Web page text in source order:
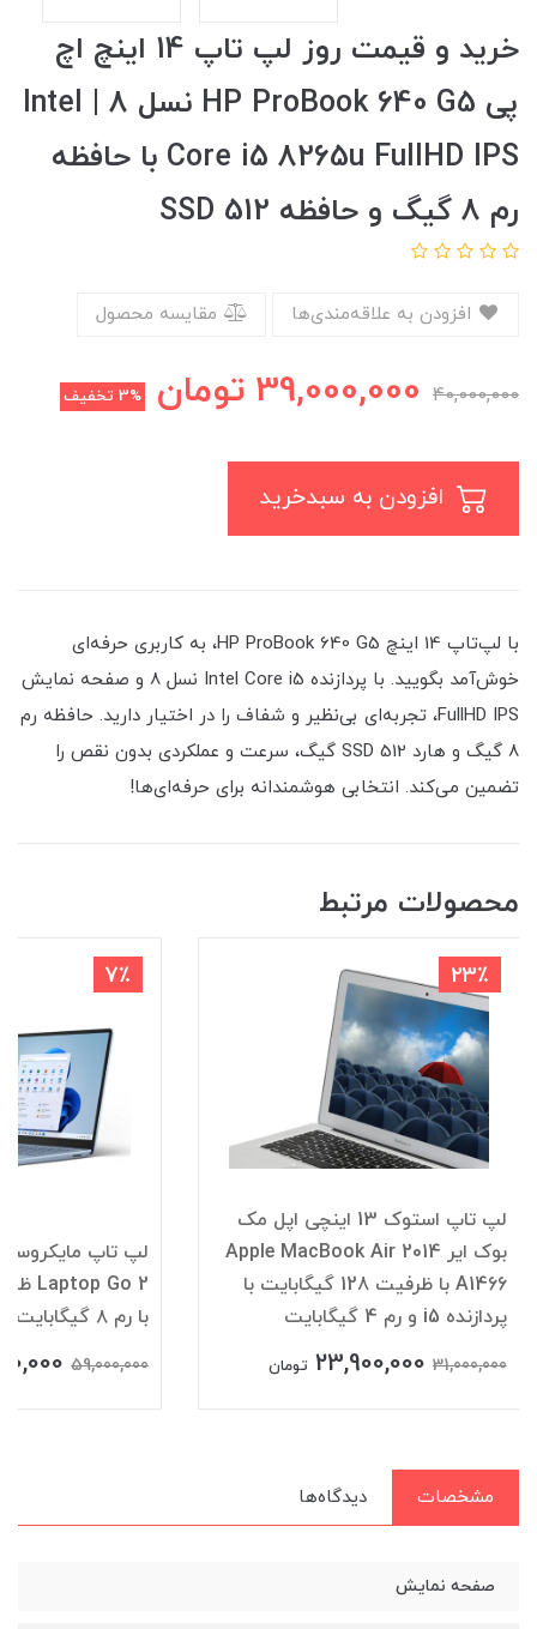
خرید و قیمت روز لپ تاپ 14 اینچ اچ
پی HP ProBook 640 G5 نسل 8 | Intel
Core i5 8265u FullHD IPS با حافظه
رم 8 گیگ و حافظه SSD 512
مقایسه محصول
40,000,000
39,000,000 تومان 3% تخفیف
با لپ‌تاپ 14 اینچ HP ProBook 640 G5، به کاربری حرفه‌ای
خوش‌آمد بگویید. با پردازنده Intel Core i5 نسل 8 و صفحه نمایش
FullHD IPS، تجربه‌ای بی‌نظیر و شفاف را در اختیار دارید. حافظه رم
8 گیگ و هارد SSD 512 گیگ، سرعت و عملکردی بدون نقص را
تضمین می‌کند. انتخابی هوشمندانه برای حرفه‌ای‌ها!
محصولات مرتبط
23٪
لپ تاپ استوک 13 اینچی اپل مک
بوک ایر Apple MacBook Air 2014
A1466 با ظرفیت 128 گیگابایت با
پردازنده i5 و رم 4 گیگابایت
31,000,000
23,900,000 تومان
7٪
با رم ۸ گیگابایت و پردازنده Core i5
59,000,000
مشخصات دیدگاه‌ها
صفحه نمایش